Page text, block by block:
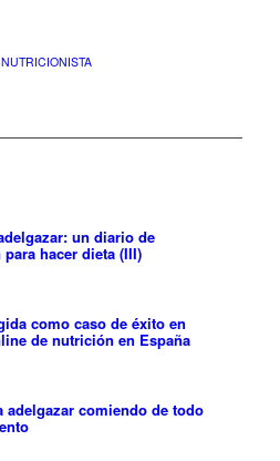
un diario de
hacer dieta (III)
como caso de éxito en
de nutrición en España
adelgazar comiendo de todo